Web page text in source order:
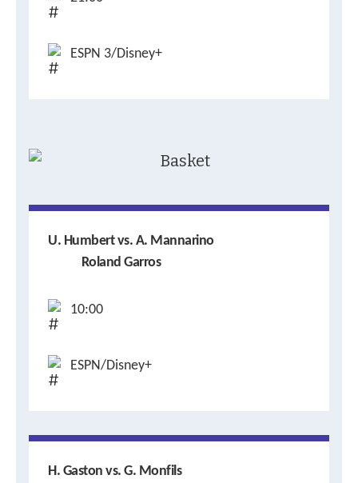
ESPN 3/Disney+
U. Humbert vs. A. Mannarino
Roland Garros
10:00
ESPN/Disney+
H. Gaston vs. G. Monfils